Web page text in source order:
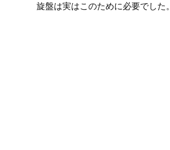
旋盤は実はこのために必要でした。